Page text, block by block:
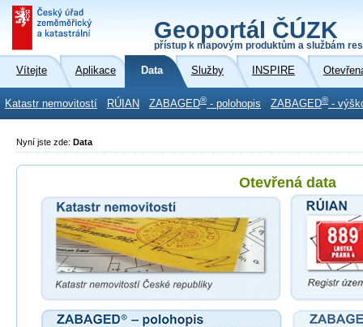
Geoportál ČÚZK
přístup k mapovým produktům a službám
Vítejte Aplikace Data Služby INSPIRE
Katastr nemovitostí RÚIAN ZABAGED® - polohopis ZABAGED® -
Nyní jste zde: Data
Otevřená data